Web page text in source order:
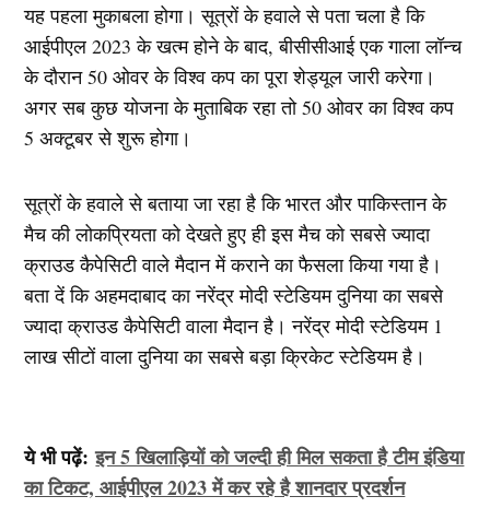
यह पहला मुकाबला होगा। सूत्रों के हवाले से पता चला है कि
आईपीएल 2023 के खत्म होने के बाद, बीसीसीआई एक गाला लॉन्च
के दौरान 50 ओवर के विश्व कप का पूरा शेड्यूल जारी करेगा।
अगर सब कुछ योजना के मुताबिक रहा तो 50 ओवर का विश्व कप
5 अक्टूबर से शुरू होगा।
सूत्रों के हवाले से बताया जा रहा है कि भारत और पाकिस्तान के
मैच की लोकप्रियता को देखते हुए ही इस मैच को सबसे ज्यादा
क्राउड कैपेसिटी वाले मैदान में कराने का फैसला किया गया है।
बता दें कि अहमदाबाद का नरेंद्र मोदी स्टेडियम दुनिया का सबसे
ज्यादा क्राउड कैपेसिटी वाला मैदान है। नरेंद्र मोदी स्टेडियम 1
लाख सीटों वाला दुनिया का सबसे बड़ा क्रिकेट स्टेडियम है।
ये भी पढ़ें:इन 5 खिलाड़ियों को जल्दी ही मिल सकता है टीम इंडिया
का टिकट, आईपीएल 2023 में कर रहे है शानदार प्रदर्शन